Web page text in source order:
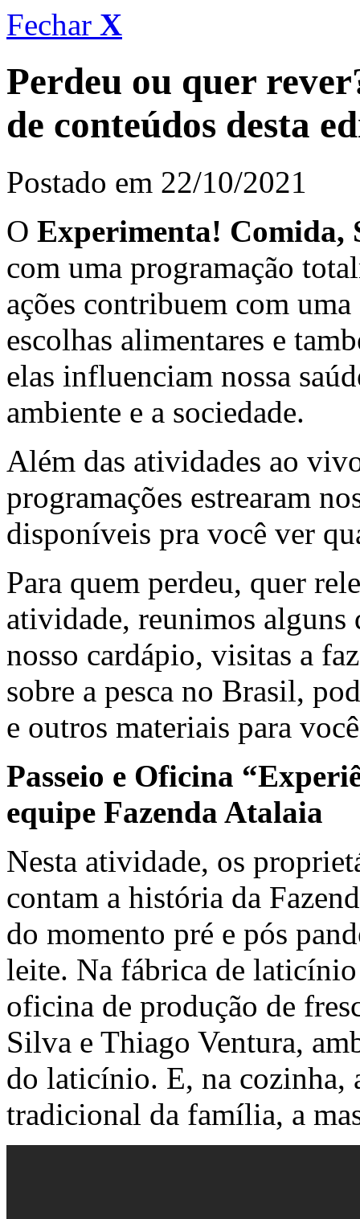
Fechar X
Perdeu ou quer
de conteúdos desta
Postado em 22/10/2021
O Experimenta! Comida,
com uma programação
ações contribuem com
escolhas alimentares e
elas influenciam nossa
ambiente e a sociedade.
Além das atividades ao
programações estrearam
disponíveis pra você ver
Para quem perdeu, quer
atividade, reunimos alguns
nosso cardápio, visitas a
sobre a pesca no Brasil,
e outros materiais para
Passeio e Oficina
equipe Fazenda Atalaia
Nesta atividade, os
contam a história da
do momento pré e pós
leite. Na fábrica de
oficina de produção de
Silva e Thiago Ventura,
do laticínio. E, na cozinha,
tradicional da família, a